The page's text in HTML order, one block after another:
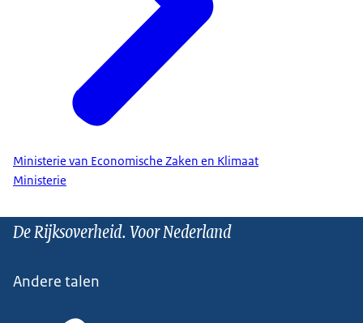
Ministerie van Economische Zaken en Klimaat
Ministerie
De Rijksoverheid. Voor Nederland
Andere talen